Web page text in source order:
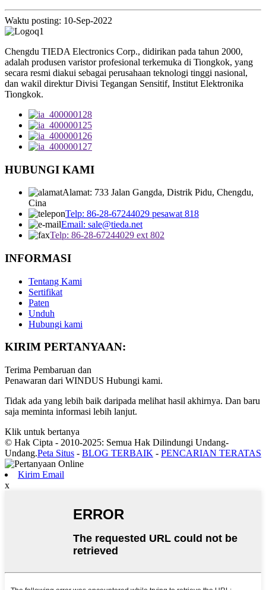
Waktu posting: 10-Sep-2022
Chengdu TIEDA Electronics Corp., didirikan pada tahun 2000,
adalah produsen varistor profesional terkemuka di Tiongkok, yang
secara resmi diakui sebagai perusahaan teknologi tinggi nasional,
dan wakil direktur Divisi Tegangan Sensitif, Institut Elektronika
Tiongkok.
HUBUNGI KAMI
Alamat: 733 Jalan Gangda, Distrik Pidu, Chengdu,
Cina
Telp: 86-28-67244029 pesawat 818
Email: sale@tieda.net
Telp: 86-28-67244029 ext 802
INFORMASI
Tentang Kami
Sertifikat
Paten
Unduh
Hubungi kami
KIRIM PERTANYAAN:
Terima Pembaruan dan
Penawaran dari WINDUS Hubungi kami.
Tidak ada yang lebih baik daripada melihat hasil akhirnya. Dan baru
saja meminta informasi lebih lanjut.
Klik untuk bertanya
© Hak Cipta - 2010-2025: Semua Hak Dilindungi Undang-
Undang.Peta Situs - BLOG TERBAIK - PENCARIAN TERATAS
Kirim Email
x